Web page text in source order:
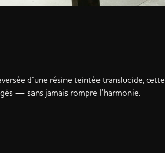
d’une résine teintée translucide, cette
— sans jamais rompre l’harmonie.